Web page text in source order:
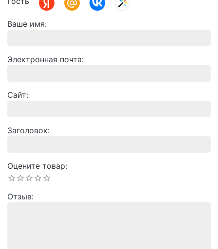
Ваше имя
Электронная почта
Сайт
Заголовок
Оцените товар
Отзыв